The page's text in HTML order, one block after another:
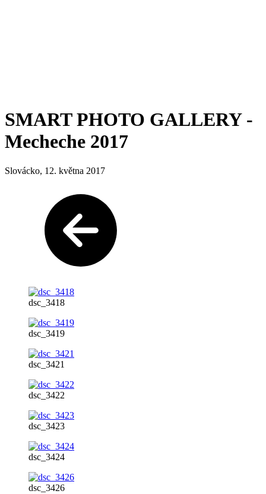
SMART PHOTO GALLERY -
Mecheche 2017
Slovácko, 12. května 2017
dsc_3418
dsc_3419
dsc_3421
dsc_3422
dsc_3423
dsc_3424
dsc_3426